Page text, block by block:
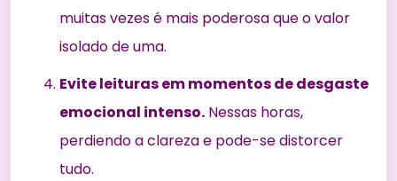
muitas vezes é mais poderosa que o valor
isolado de uma.
Evite leituras em momentos de desgaste
emocional intenso. Nessas horas,
perdiendo a clareza e pode-se distorcer
tudo.